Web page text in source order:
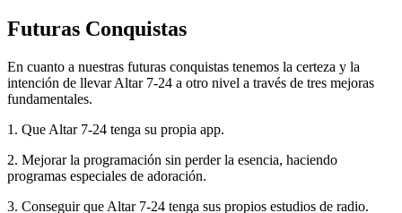
Futuras Conquistas
En cuanto a nuestras futuras conquistas tenemos la certeza y la
intención de llevar Altar 7-24 a otro nivel a través de tres mejoras
fundamentales.
1. Que Altar 7-24 tenga su propia app.
2. Mejorar la programación sin perder la esencia, haciendo
programas especiales de adoración.
3. Conseguir que Altar 7-24 tenga sus propios estudios de radio.